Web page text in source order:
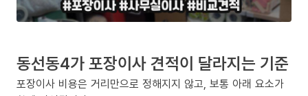
동선동4가 포장이사 견적이 달라지는 기준
포장이사 비용은 거리만으로 정해지지 않고, 보통 아래 요소가